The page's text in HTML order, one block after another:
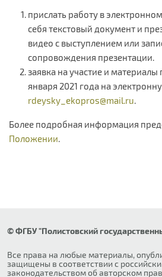
прислать работу в
себя текстовый документ и
видео с выступлением или
сопровождения презентации.
заявка на участие и
января 2021 года на
rdeysky_ekopros@mail.ru.
Более подробная информация
Положении.
© ФГБУ "Полистовский
Все права на любые материалы,
защищены в соответствии с
законодательством об авторском